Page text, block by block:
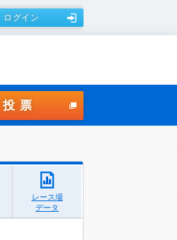
ログイン
投票
レース場
データ